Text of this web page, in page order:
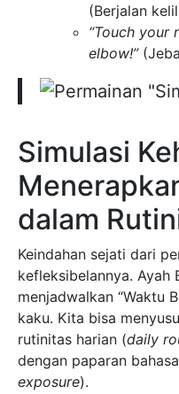
(Berjalan
“Touch your
elbow!”
Simulasi
dalam
Keindahan sejati dari
kefleksibelannya. Ayah
menjadwalkan “Waktu
kaku. Kita bisa
rutinitas harian (daily
dengan paparan
exposure).